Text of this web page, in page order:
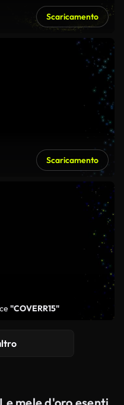
Scaricamento
Scaricamento
"COVERR15"